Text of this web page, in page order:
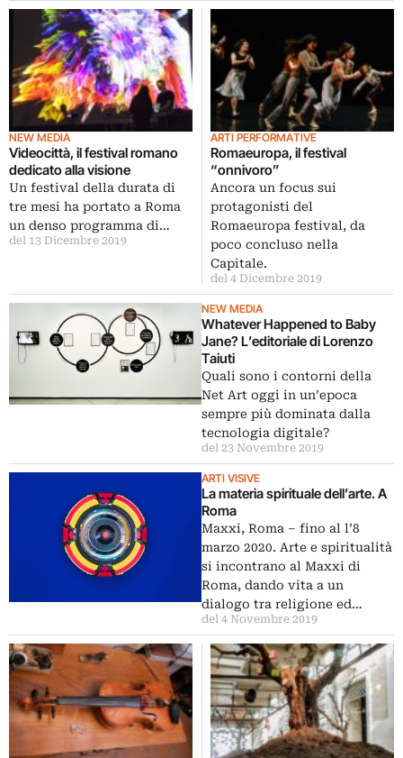
NEW MEDIA
Videocittà, il festival romano
dedicato alla visione
Un festival della durata di
tre mesi ha portato a Roma
un denso programma di…
del 13 Dicembre 2019
ARTI PERFORMATIVE
Romaeuropa, il festival
“onnivoro”
Ancora un focus sui
protagonisti del
Romaeuropa festival, da
poco concluso nella
Capitale.
del 4 Dicembre 2019
NEW MEDIA
Whatever Happened to Baby
Jane? L’editoriale di Lorenzo
Taiuti
Quali sono i contorni della
Net Art oggi in un’epoca
sempre più dominata dalla
tecnologia digitale?
del 23 Novembre 2019
ARTI VISIVE
La materia spirituale dell’arte. A
Roma
Maxxi, Roma – fino al l’8
marzo 2020. Arte e spiritualità
si incontrano al Maxxi di
Roma, dando vita a un
dialogo tra religione ed…
del 4 Novembre 2019